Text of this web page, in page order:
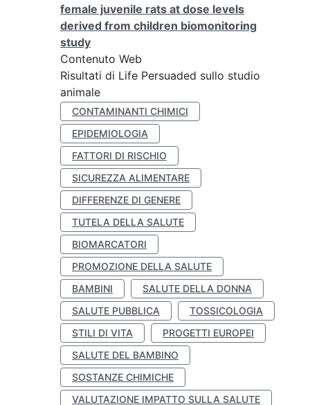
female juvenile rats at dose levels
derived from children biomonitoring
study
Contenuto Web
Risultati di Life Persuaded sullo studio
animale
CONTAMINANTI CHIMICI
EPIDEMIOLOGIA
FATTORI DI RISCHIO
SICUREZZA ALIMENTARE
DIFFERENZE DI GENERE
TUTELA DELLA SALUTE
BIOMARCATORI
PROMOZIONE DELLA SALUTE
BAMBINI
SALUTE DELLA DONNA
SALUTE PUBBLICA
TOSSICOLOGIA
STILI DI VITA
PROGETTI EUROPEI
SALUTE DEL BAMBINO
SOSTANZE CHIMICHE
VALUTAZIONE IMPATTO SULLA SALUTE